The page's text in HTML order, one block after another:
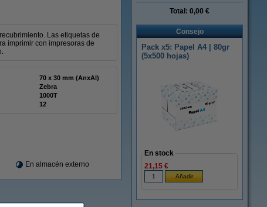
Las etiquetas de
imprimir con impresoras de
70 x 30 mm (AnxAl)
Zebra
1000T
12
En almacén externo
Total: 0,00 €
Consejo
Pack x5: Papel A4 | 80gr
(5x500 hojas)
En stock
21,15 €